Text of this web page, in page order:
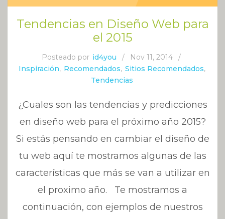
Tendencias en Diseño Web para
el 2015
Posteado por id4you / Nov 11, 2014
/
Inspiración, Recomendados, Sitios Recomendados,
Tendencias
¿Cuales son las tendencias y predicciones
en diseño web para el próximo año 2015?
Si estás pensando en cambiar el diseño de
tu web aquí te mostramos algunas de las
características que más se van a utilizar en
el proximo año. Te mostramos a
continuación, con ejemplos de nuestros